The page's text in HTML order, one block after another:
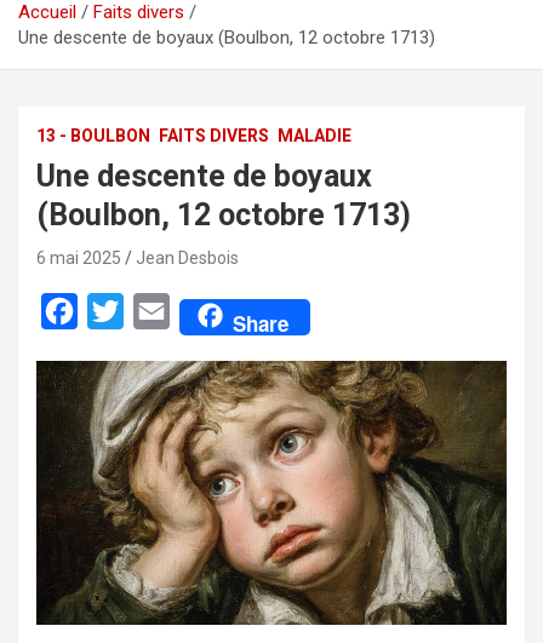
Accueil
Faits divers
Une descente de boyaux (Boulbon, 12 octobre 1713)
13 - BOULBON FAITS DIVERS MALADIE
Une descente de boyaux
(Boulbon, 12 octobre 1713)
6 mai 2025 Jean Desbois
c
e
b
o
k
i
t
t
e
r
E
a
i
l
Share